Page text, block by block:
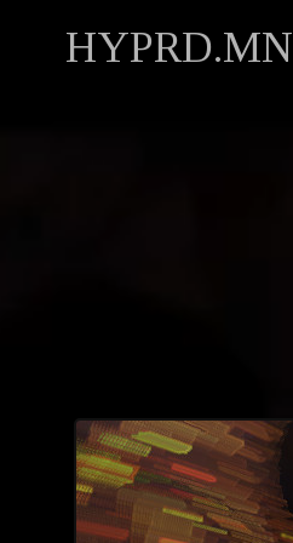
HYPRD.MN